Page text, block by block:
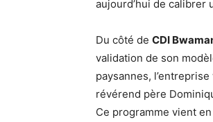
aujourd’hui de
Du côté de CDI
validation de son
paysannes,
révérend père
Ce programme vient